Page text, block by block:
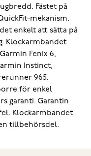
Fästet på
mekanism.
enkelt att sätta på
Klockarmbandet
Fenix 6,
Instinct,
965.
för enkel
garanti. Garantin
Klockarmbandet
tillbehörsdel.